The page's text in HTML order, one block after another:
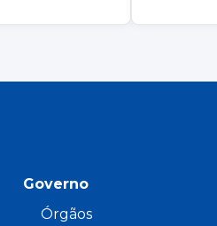
Governo
Órgãos